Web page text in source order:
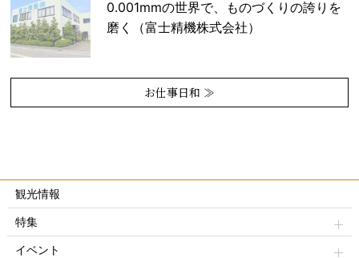
0.001mmの世界で、ものづくりの誇りを
磨く（富士精機株式会社）
お仕事日和 ≫
観光情報
特集
イベント